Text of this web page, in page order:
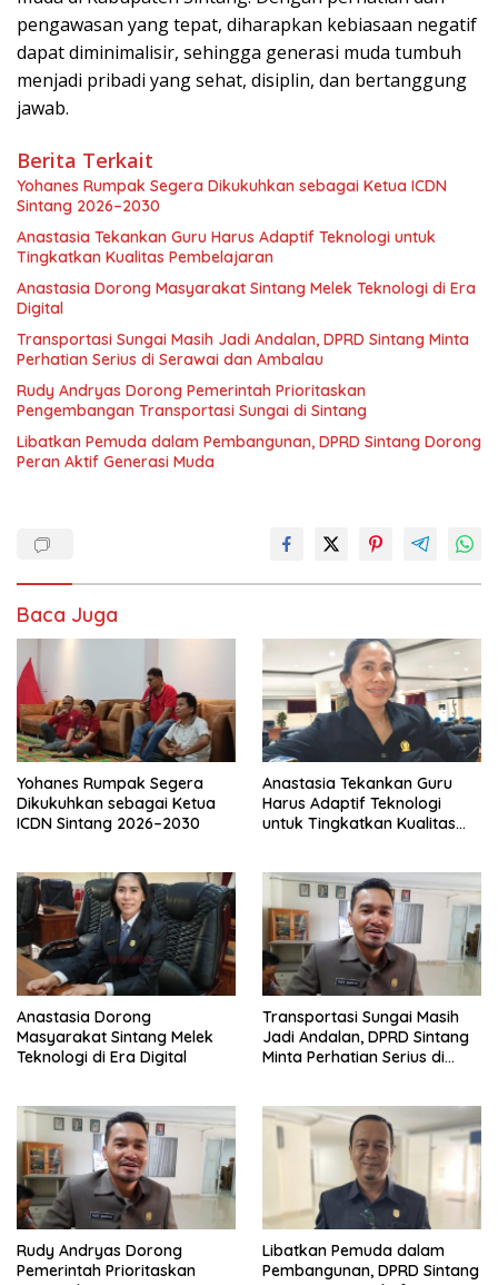
pengawasan yang tepat, diharapkan kebiasaan negatif
dapat diminimalisir, sehingga generasi muda tumbuh
menjadi pribadi yang sehat, disiplin, dan bertanggung
jawab.
Berita Terkait
Yohanes Rumpak Segera Dikukuhkan sebagai Ketua ICDN
Sintang 2026–2030
Anastasia Tekankan Guru Harus Adaptif Teknologi untuk
Tingkatkan Kualitas Pembelajaran
Anastasia Dorong Masyarakat Sintang Melek Teknologi di Era
Digital
Transportasi Sungai Masih Jadi Andalan, DPRD Sintang Minta
Perhatian Serius di Serawai dan Ambalau
Rudy Andryas Dorong Pemerintah Prioritaskan
Pengembangan Transportasi Sungai di Sintang
Libatkan Pemuda dalam Pembangunan, DPRD Sintang Dorong
Peran Aktif Generasi Muda
Baca Juga
Yohanes Rumpak Segera
Dikukuhkan sebagai Ketua
ICDN Sintang 2026–2030
Anastasia Tekankan Guru
Harus Adaptif Teknologi
untuk Tingkatkan Kualitas
Anastasia Dorong
Masyarakat Sintang Melek
Teknologi di Era Digital
Transportasi Sungai Masih
Jadi Andalan, DPRD Sintang
Minta Perhatian Serius di
Rudy Andryas Dorong
Pemerintah Prioritaskan
Libatkan Pemuda dalam
Pembangunan, DPRD Sintang